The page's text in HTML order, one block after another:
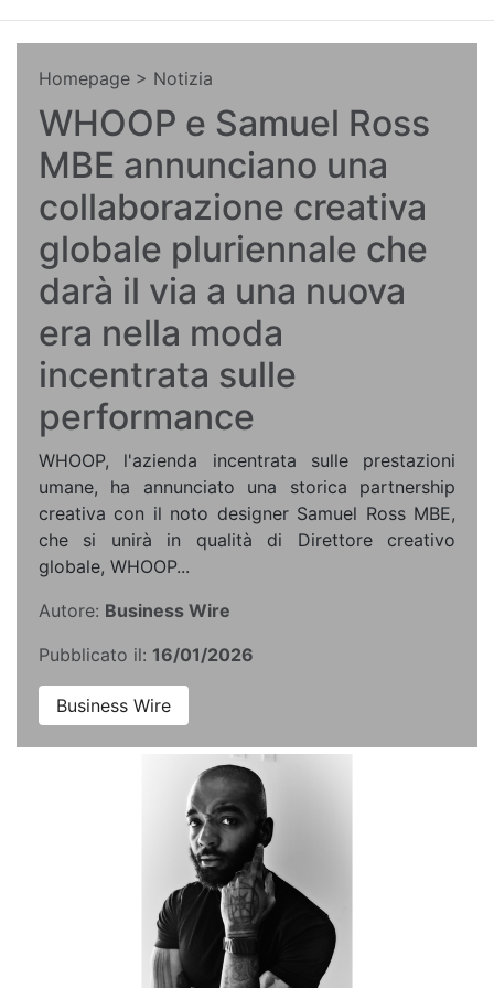
Homepage > Notizia
WHOOP e Samuel Ross
MBE annunciano una
collaborazione creativa
globale pluriennale che
darà il via a una nuova
era nella moda
incentrata sulle
performance
WHOOP, l'azienda incentrata sulle prestazioni
umane, ha annunciato una storica partnership
creativa con il noto designer Samuel Ross MBE,
che si unirà in qualità di Direttore creativo
globale, WHOOP...
Autore: Business Wire
Pubblicato il: 16/01/2026
Business Wire